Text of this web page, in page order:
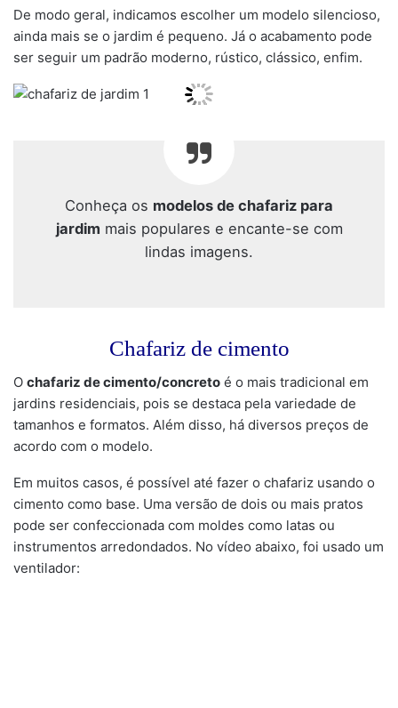
De modo geral, indicamos escolher um modelo silencioso,
ainda mais se o jardim é pequeno. Já o acabamento pode
ser seguir um padrão moderno, rústico, clássico, enfim.
Conheça os modelos de chafariz para
jardim mais populares e encante-se com
lindas imagens.
Chafariz de cimento
O chafariz de cimento/concreto é o mais tradicional em
jardins residenciais, pois se destaca pela variedade de
tamanhos e formatos. Além disso, há diversos preços de
acordo com o modelo.
Em muitos casos, é possível até fazer o chafariz usando o
cimento como base. Uma versão de dois ou mais pratos
pode ser confeccionada com moldes como latas ou
instrumentos arredondados. No vídeo abaixo, foi usado um
ventilador: